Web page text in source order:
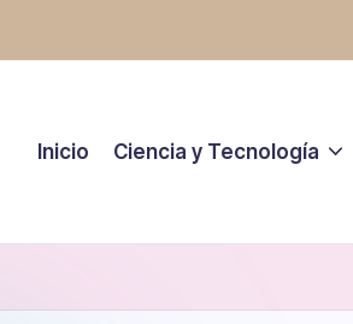
Inicio Ciencia y Tecnología